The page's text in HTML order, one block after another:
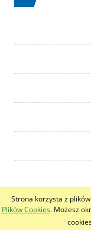
Strona korzysta z
Plików Cookies. Możesz